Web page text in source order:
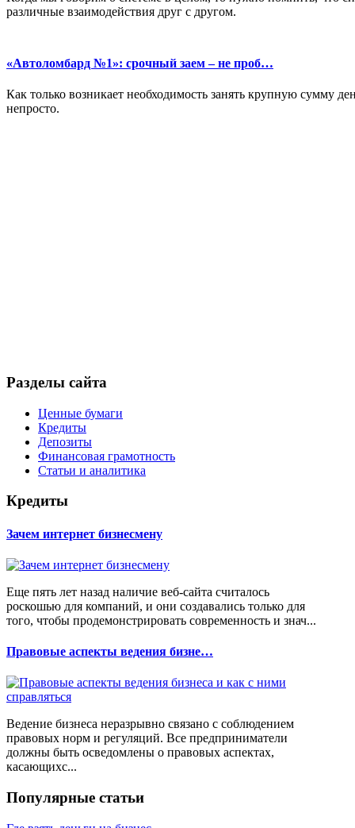
различные взаимодействия друг с другом.
«Автоломбард №1»: срочный заем – не проб…
Как только возникает необходимость занять крупную сумму
непросто.
Разделы сайта
Ценные бумаги
Кредиты
Депозиты
Финансовая грамотность
Статьи и аналитика
Кредиты
Зачем интернет бизнесмену
Еще пять лет назад наличие веб-сайта считалось
роскошью для компаний, и они создавались только для
того, чтобы продемонстрировать современность и знач...
Правовые аспекты ведения бизне…
Ведение бизнеса неразрывно связано с соблюдением
правовых норм и регуляций. Все предприниматели
должны быть осведомлены о правовых аспектах,
касающихс...
Популярные статьи